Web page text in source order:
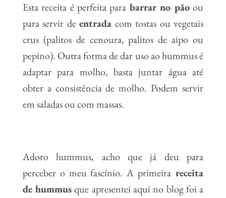
Esta receita é perfeita para barrar no pãoou
para servir deentrada com tostas ou vegetais
crus (palitos de cenoura, palitos de aipo ou
pepino). Outra forma de dar uso ao hummus é
adaptar para molho, basta juntar água até
obter a consistência de molho. Podem servir
em saladas ou com massas.
Adoro hummus, acho que já deu para
perceber o meu fascínio. A primeira receita
de hummusque apresentei aqui no blog foi a